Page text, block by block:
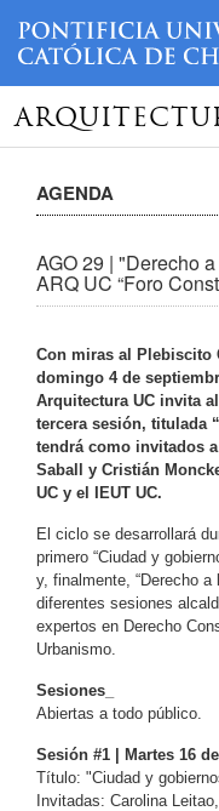
AGENDA
AGO 29 | "Derecho
ARQ UC “Foro
Con miras al Plebiscito
domingo 4 de
Arquitectura UC invita
tercera sesión, titulada
tendrá como invitados
Saball y Cristián
UC y el IEUT UC.
El ciclo se desarrollará
primero “Ciudad y
y, finalmente, “Derecho
diferentes sesiones
expertos en Derecho
Urbanismo.
Sesiones_
Abiertas a todo público.
Sesión #1 | Martes 16
Título: "Ciudad y
Invitadas: Carolina